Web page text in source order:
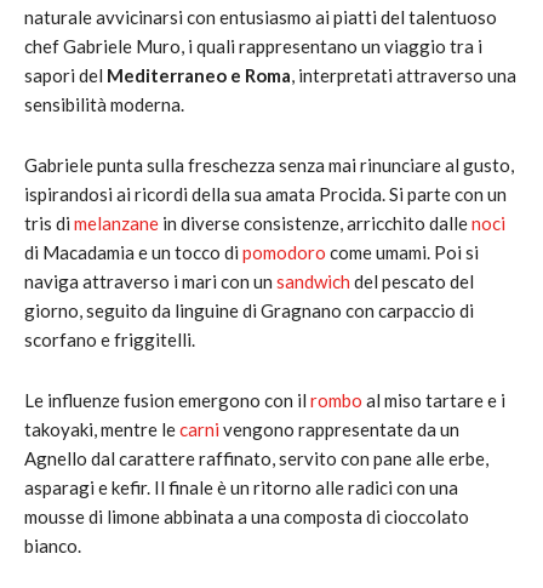
naturale avvicinarsi con entusiasmo ai piatti del talentuoso
chef Gabriele Muro, i quali rappresentano un viaggio tra i
sapori del Mediterraneo e Roma, interpretati attraverso una
sensibilità moderna.
Gabriele punta sulla freschezza senza mai rinunciare al gusto,
ispirandosi ai ricordi della sua amata Procida. Si parte con un
tris di melanzane in diverse consistenze, arricchito dallenoci
di Macadamia e un tocco di pomodoro come umami. Poi si
naviga attraverso i mari con un sandwich del pescato del
giorno, seguito da linguine di Gragnano con carpaccio di
scorfano e friggitelli.
Le influenze fusion emergono con il rombo al miso tartare e i
takoyaki, mentre lecarni vengono rappresentate da un
Agnello dal carattere raffinato, servito con pane alle erbe,
asparagi e kefir. Il finale è un ritorno alle radici con una
mousse di limone abbinata a una composta di cioccolato
bianco.